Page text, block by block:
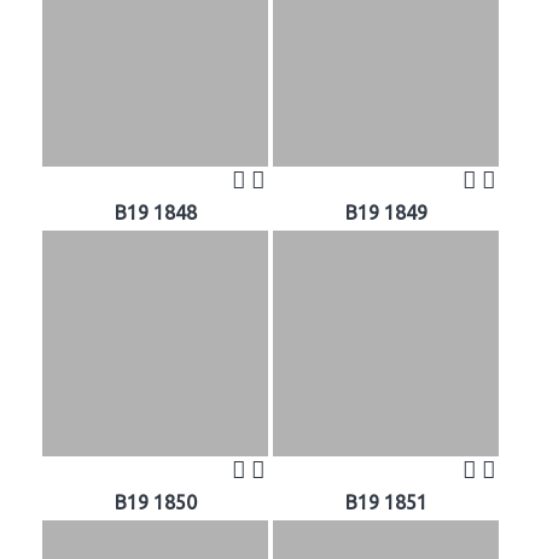
B19 1848 B19 1849
B19 1850 B19 1851